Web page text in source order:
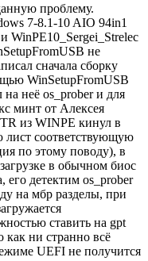
проблему.
7-8.1-10 AIO 94in1
WinPE10_Sergei_Strelec
не
сначала сборку
WinSetupFromUSB
неё os_prober и для
минт от Алексея
из WINPE кинул в
соответствующую
по этому поводу), в
в обычном биос
его детектим os_prober
на мбр разделы, при
ставить на gpt
ни странно всё
UEFI не получится